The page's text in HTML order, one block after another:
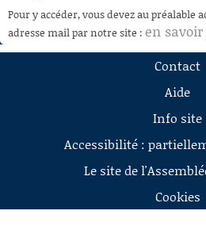
RECHERCHE
AIDE À LA DÉCOUPE
DE VIDÉOS
Pour y accéder, vous devez au préalable
adresse mail par notre site : en
Contact
Aide
Info site
Accessibilité :
Le site de
Cookies